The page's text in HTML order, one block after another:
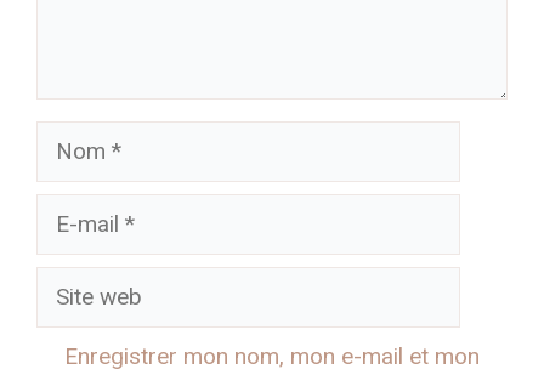
Nom
Site
Enregistrer mon nom, mon e-mail et mon